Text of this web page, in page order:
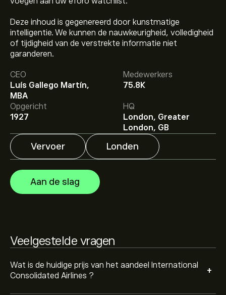
Deze inhoud is gegenereerd door kunstmatige
intelligentie. We kunnen de nauwkeurigheid, volledigheid
of tijdigheid van de verstrekte informatie niet
garanderen.
CEO
Luís Gallego Martín,
MBA
Medewerkers
75.8K
Opgericht
1927
HQ
London, Greater
London, GB
Vervoer Londen
Aan de slag
Veelgestelde vragen
Wat is de huidige prijs van het aandeel International
Consolidated Airlines ?
+
De huidige koers van IAG.L is 443.30‎p‎.
Het gemiddelde koersdoel voor International
Consolidated Airlines is 443.30‎p‎.Meld je aanbij eToro
voor gedetailleerde analistenvoorspellingen en
koersdoelen.
Analisten bieden voorspellingen voor International
Consolidated Airlines gebaseerd op markttrends,
financiële rapporten en verwachte groei. Bekijk de
meest recente voorspelling voor toekomstige
koersbewegingen.